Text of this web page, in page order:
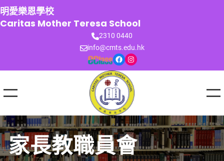
跳
至
主
明愛樂恩學校
Caritas Mother Teresa School
2310 0440
info@cmts.edu.hk
Facebook Instagram
家長教職員會